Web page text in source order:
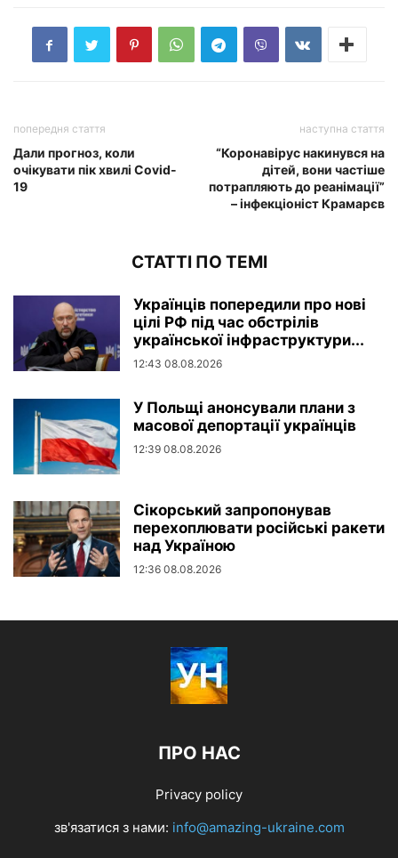
попередня стаття
Дали прогноз, коли
очікувати пік хвилі Covid-
19
наступна стаття
“Коронавірус накинувся на
дітей, вони частіше
потрапляють до peaнімації”
– iнфекціоніст Крамарєв
СТАТТІ ПО ТЕМІ
Українців попередили про нові
цілі РФ під час обстрілів
української інфраструктури...
12:43 08.08.2026
У Польщі анонсували плани з
масової депортації українців
12:39 08.08.2026
Сікорський запропонував
перехоплювати російські ракети
над Україною
12:36 08.08.2026
ПРО НАС
Privacy policy
зв'язатися з нами: info@amazing-ukraine.com